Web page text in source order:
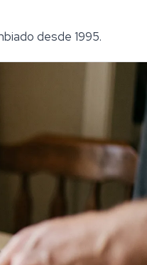
desde 1995.